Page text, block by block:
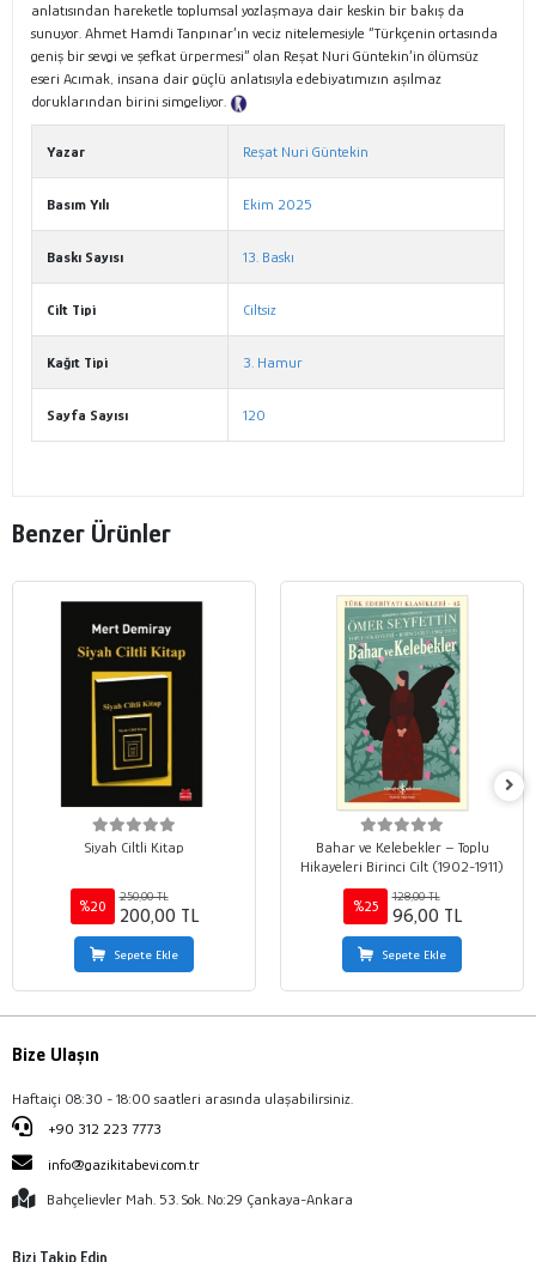
anlatısından hareketle toplumsal yozlaşmaya dair keskin bir bakış da
sunuyor. Ahmet Hamdi Tanpınar’ın veciz nitelemesiyle “Türkçenin ortasında
geniş bir sevgi ve şefkat ürpermesi” olan Reşat Nuri Güntekin’in ölümsüz
eseri Acımak, insana dair güçlü anlatısıyla edebiyatımızın aşılmaz
doruklarından birini simgeliyor.
Yazar Reşat Nuri Güntekin
Basım Yılı Ekim 2025
Baskı Sayısı 13. Baskı
Cilt Tipi Ciltsiz
Kağıt Tipi 3. Hamur
Sayfa Sayısı 120
Benzer Ürünler
Siyah Ciltli Kitap
%20
250,00 TL
200,00 TL
Sepete Ekle
Bahar ve Kelebekler – Toplu
Hikayeleri Birinci Cilt (1902-1911)
%25
128,00 TL
96,00 TL
Sepete Ekle
Bize Ulaşın
Haftaiçi 08:30 - 18:00 saatleri arasında ulaşabilirsiniz.
+90 312 223 7773
info@gazikitabevi.com.tr
Bahçelievler Mah. 53. Sok. No:29 Çankaya-Ankara
Bizi Takip Edin